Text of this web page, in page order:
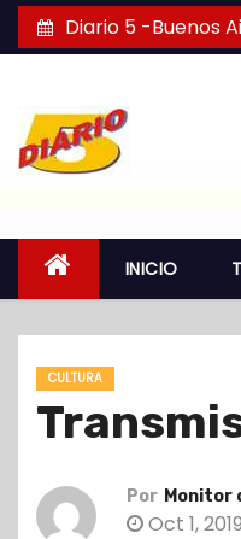
a
Diario 5 -Buenos
INICIO
CULTURA
Por Monitor
Oct 1, 2019